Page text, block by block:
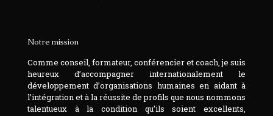
Notre mission
Comme conseil, formateur, conférencier et coach, je suis
heureux d’accompagner internationalement le
développement d’organisations humaines en aidant à
l’intégration et à la réussite de profils que nous nommons
talentueux à la condition qu’ils soient excellents,